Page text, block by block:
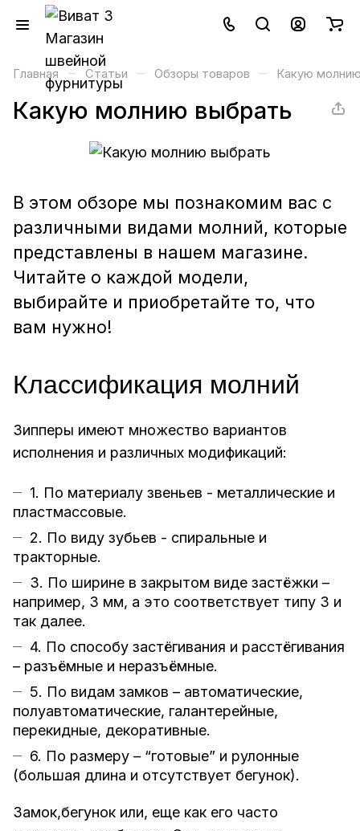
Главная – Статьи – Обзоры товаров – Какую
Какую молнию выбрать
В этом обзоре мы познакомим вас с
различными видами молний, которые
представлены в нашем магазине.
Читайте о каждой модели,
выбирайте и приобретайте то, что
вам нужно!
Классификация молний
Зипперы имеют множество вариантов
исполнения и различных модификаций:
1. По материалу звеньев - металлические и
пластмассовые.
2. По виду зубьев - спиральные и
тракторные.
3. По ширине в закрытом виде застёжки –
например, 3 мм, а это соответствует типу 3 и
так далее.
4. По способу застёгивания и расстёгивания
– разъёмные и неразъёмные.
5. По видам замков – автоматические,
полуавтоматические, галантерейные,
перекидные, декоративные.
6. По размеру – “готовые” и рулонные
(большая длина и отсутствует бегунок).
Замок,бегунок или, еще как его часто